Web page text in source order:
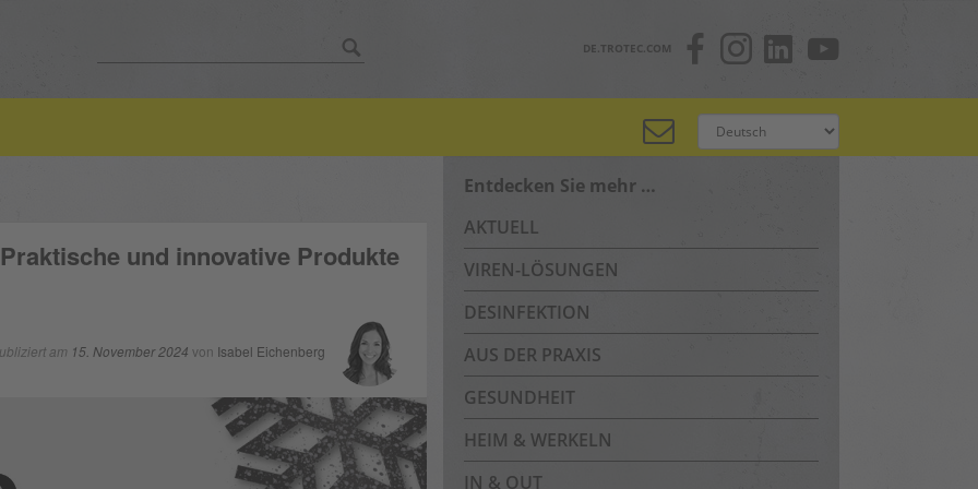
DE.TROTEC.COM
und innovative Produkte
am 15. November 2024 von Isabel Eichenberg
Entdecken Sie mehr …
AKTUELL
VIREN-LÖSUNGEN
DESINFEKTION
AUS DER PRAXIS
GESUNDHEIT
HEIM & WERKELN
IN & OUT